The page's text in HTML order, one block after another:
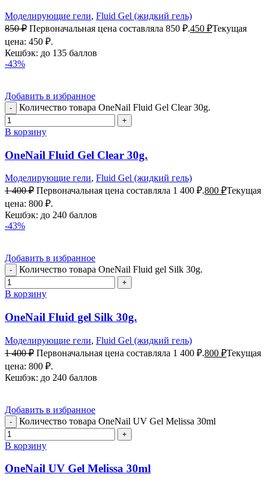
Моделирующие гели, Fluid Gel (жидкий гель)
850₽ Первоначальная цена составляла 850 ₽.450 ₽Текущая
цена: 450 ₽.
Кешбэк: до 135 баллов
-43%
Добавить в избранное
Количество товара OneNail Fluid Gel Clear 30g.
В корзину
OneNail Fluid Gel Clear 30g.
Моделирующие гели, Fluid Gel (жидкий гель)
1 400₽ Первоначальная цена составляла 1 400 ₽.800 ₽Текущая
цена: 800 ₽.
Кешбэк: до 240 баллов
-43%
Добавить в избранное
Количество товара OneNail Fluid gel Silk 30g.
В корзину
OneNail Fluid gel Silk 30g.
Моделирующие гели, Fluid Gel (жидкий гель)
1 400₽ Первоначальная цена составляла 1 400 ₽.800 ₽Текущая
цена: 800 ₽.
Кешбэк: до 240 баллов
Добавить в избранное
Количество товара OneNail UV Gel Melissa 30ml
В корзину
OneNail UV Gel Melissa 30ml